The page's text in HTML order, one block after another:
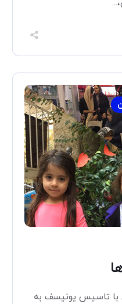
با تاسیس یونیسف به